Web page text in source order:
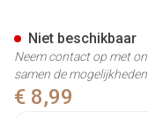
€ 8,99
Niet beschikbaar
Neem contact op met
samen de mogelijkheden.